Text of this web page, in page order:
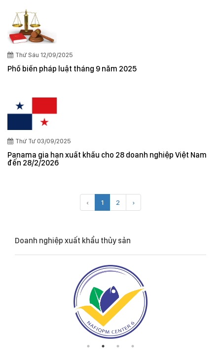
Thứ Sáu 12/09/2025
Phổ biến pháp luật tháng 9 năm 2025
Thứ Tư 03/09/2025
Panama gia hạn xuất khẩu cho 28 doanh nghiệp Việt Nam
đến 28/2/2026
‹ 1 2 ›
Doanh nghiệp xuất khẩu thủy sản